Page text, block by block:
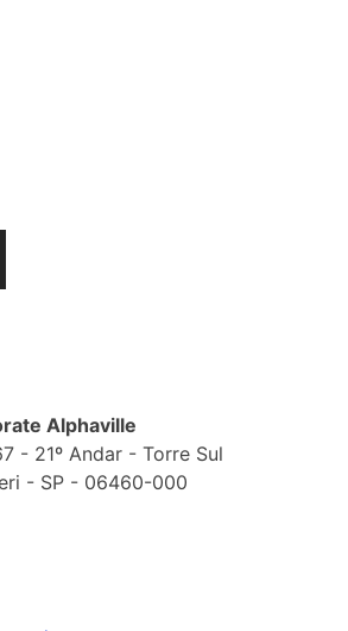
Alphaville
- 21º Andar - Torre Sul
- SP - 06460-000